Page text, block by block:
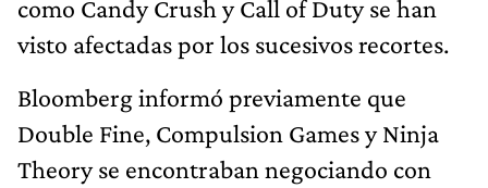
como Candy Crush y Call of Duty se han
visto afectadas por los sucesivos recortes.
Bloomberg informó previamente que
Double Fine, Compulsion Games y Ninja
Theory se encontraban negociando con